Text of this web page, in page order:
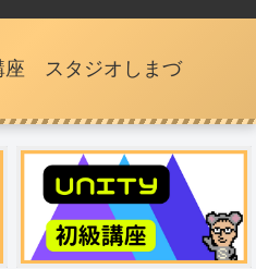
座 スタジオしまづ